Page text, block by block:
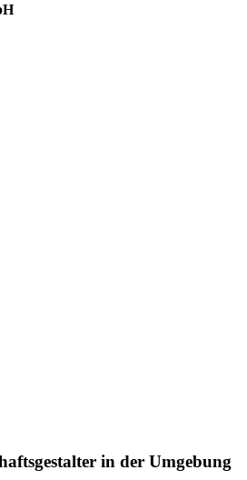
in der Umgebung